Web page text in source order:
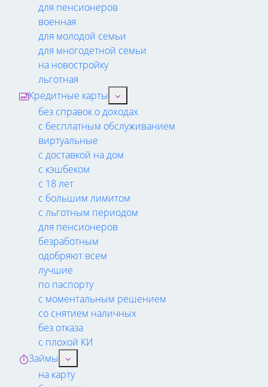
для пенсионеров
военная
для молодой семьи
для многодетной семьи
на новостройку
льготная
Кредитные карты
без справок о доходах
с бесплатным обслуживанием
виртуальные
с доставкой на дом
с кэшбеком
с 18 лет
с большим лимитом
с льготным периодом
для пенсионеров
безработным
одобряют всем
лучшие
по паспорту
с моментальным решением
со снятием наличных
без отказа
с плохой КИ
Займы
на карту